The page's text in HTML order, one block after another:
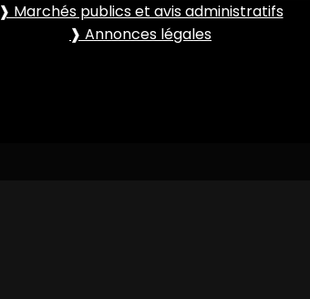
❱ Marchés publics et avis administratifs
❱ Annonces légales